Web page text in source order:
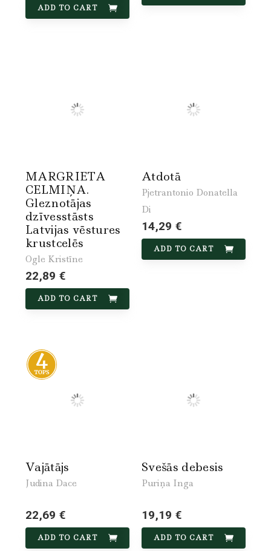
ADD TO CART
MARGRIETA
CELMIŅA.
Gleznotājas
dzīvesstāsts
Latvijas vēstures
krustcelēs
Ogle Kristīne
22,89 €
ADD TO CART
Atdotā
Pjetrantonio Donatella
Di
14,29 €
ADD TO CART
Vajātājs
Judina Dace
22,69 €
ADD TO CART
Svešās debesis
Puriņa Inga
19,19 €
ADD TO CART